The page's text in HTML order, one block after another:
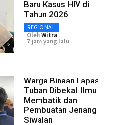
Baru Kasus HIV di
Tahun 2026
REGIONAL
OlehWitra
7 jam yang lalu
Warga Binaan Lapas
Tuban Dibekali Ilmu
Membatik dan
Pembuatan Jenang
Siwalan